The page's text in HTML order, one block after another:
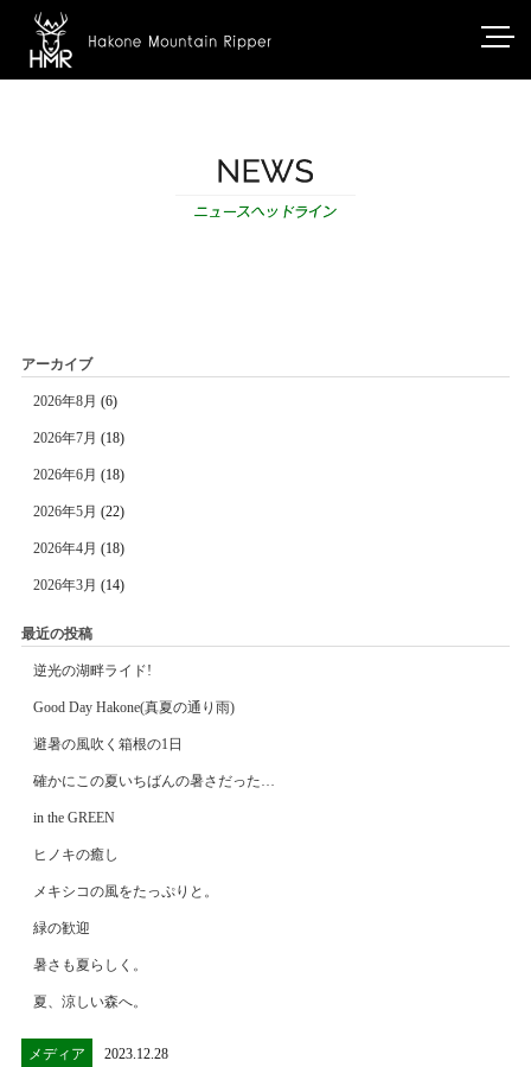
アーカイブ
2026年8月 (6)
2026年7月 (18)
2026年6月 (18)
2026年5月 (22)
2026年4月 (18)
2026年3月 (14)
最近の投稿
逆光の湖畔ライド!
Good Day Hakone(真夏の通り雨)
避暑の風吹く箱根の1日
確かにこの夏いちばんの暑さだった…
in the GREEN
ヒノキの癒し
メキシコの風をたっぷりと。
緑の歓迎
暑さも夏らしく。
夏、涼しい森へ。
メディア 2023.12.28